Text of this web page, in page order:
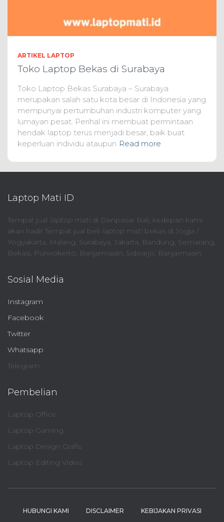
ARTIKEL LAPTOP
Toko Laptop Bekas di Surabaya
Toko Laptop Bekas Surabaya – Surabaya
merupakan salah satu kota besar di Indonesia yang
mempunyai pertumbuhan industri komputer yang
lumayan pesat. Perihal ini membuat permintaan
hendak laptop terus menjadi besar, baik buat
keperluan individu ataupun Read more
Laptop Mati ID
Tempat jual laptop matidi Denpasar Bali, kedepan kami
akan hadir Tempat jual beli laptop matibekas di Jogja /
Yogyakarta, Malang, Surabaya, Jakarta, Bandung, Semarang,
Bekasi, Purwokerto, Banjarmasin, Sidoarjo, Banjarmasin.
Sosial Media
Instagram
Facebook
Twitter
Whatsapp
Telegram
Pembelian
Laptop Office
Laptop Gaming
Laptop Design Grafis
Laptop Editing Video
HUBUNGI KAMI DISCLAIMER KEBIJAKAN PRIVASI